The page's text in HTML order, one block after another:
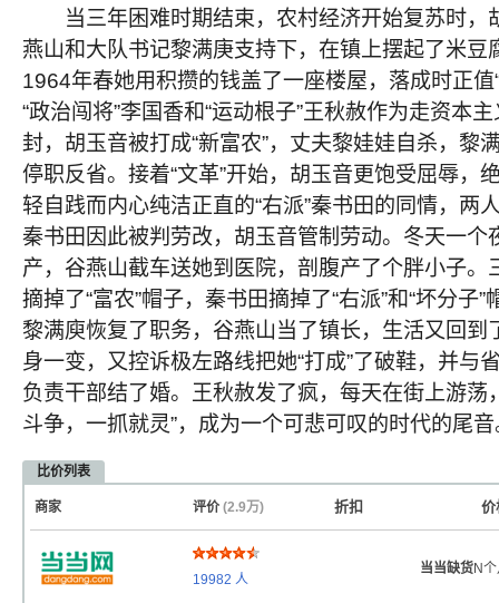
当三年困难时期结束，农村经济开始复苏时，
燕山和大队书记黎满庚支持下，在镇上摆起了米豆
1964年春她用积攒的钱盖了一座楼屋，落成时正值
“政治闯将”李国香和“运动根子”王秋赦作为走资本
封，胡玉音被打成“新富农”，丈夫黎娃娃自杀，黎
停职反省。接着“文革”开始，胡玉音更饱受屈辱，
轻自践而内心纯洁正直的“右派”秦书田的同情，两
秦书田因此被判劳改，胡玉音管制劳动。冬天一个
产，谷燕山截车送她到医院，剖腹产了个胖小子。
摘掉了“富农”帽子，秦书田摘掉了“右派”和“坏分子
黎满庾恢复了职务，谷燕山当了镇长，生活又回到
身一变，又控诉极左路线把她“打成”了破鞋，并与
负责干部结了婚。王秋赦发了疯，每天在街上游荡
斗争，一抓就灵”，成为一个可悲可叹的时代的尾音
比价列表
商家 评价 (2.9万) 折扣 价
19982 人
当当缺货N